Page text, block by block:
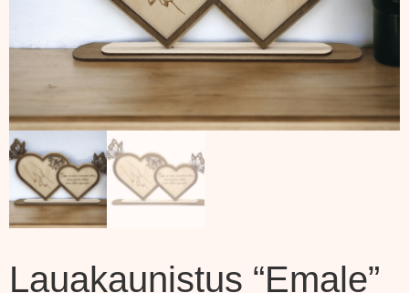
Lauakaunistus “Emale”